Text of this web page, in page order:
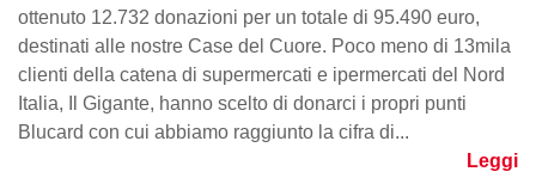
ottenuto 12.732 donazioni per un totale di 95.490 euro,
destinati alle nostre Case del Cuore. Poco meno di 13mila
clienti della catena di supermercati e ipermercati del Nord
Italia, Il Gigante, hanno scelto di donarci i propri punti
Blucard con cui abbiamo raggiunto la cifra di...
Leggi